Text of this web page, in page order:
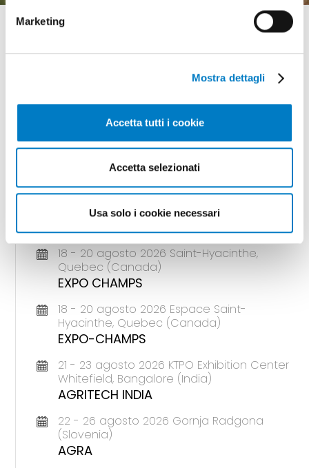
Marketing
Mostra dettagli
Accetta tutti i cookie
Accetta selezionati
Usa solo i cookie necessari
GLI APPUNTAMENTI
della meccanizzazione
18 - 20 agosto 2026 Gunnedah, Nsw
(Australia)
AGQUIP FIELD DAYS
18 - 20 agosto 2026 Saint-Hyacinthe,
Quebec (Canada)
EXPO CHAMPS
18 - 20 agosto 2026 Espace Saint-
Hyacinthe, Quebec (Canada)
EXPO-CHAMPS
21 - 23 agosto 2026 KTPO Exhibition Center
Whitefield, Bangalore (India)
AGRITECH INDIA
22 - 26 agosto 2026 Gornja Radgona
(Slovenia)
AGRA